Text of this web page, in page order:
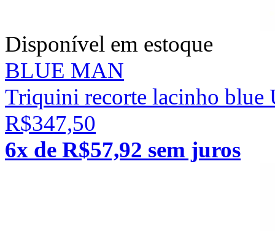
Disponível em estoque
BLUE MAN
Triquini recorte lacinho blue
R$347,50
6x de R$57,92 sem juros